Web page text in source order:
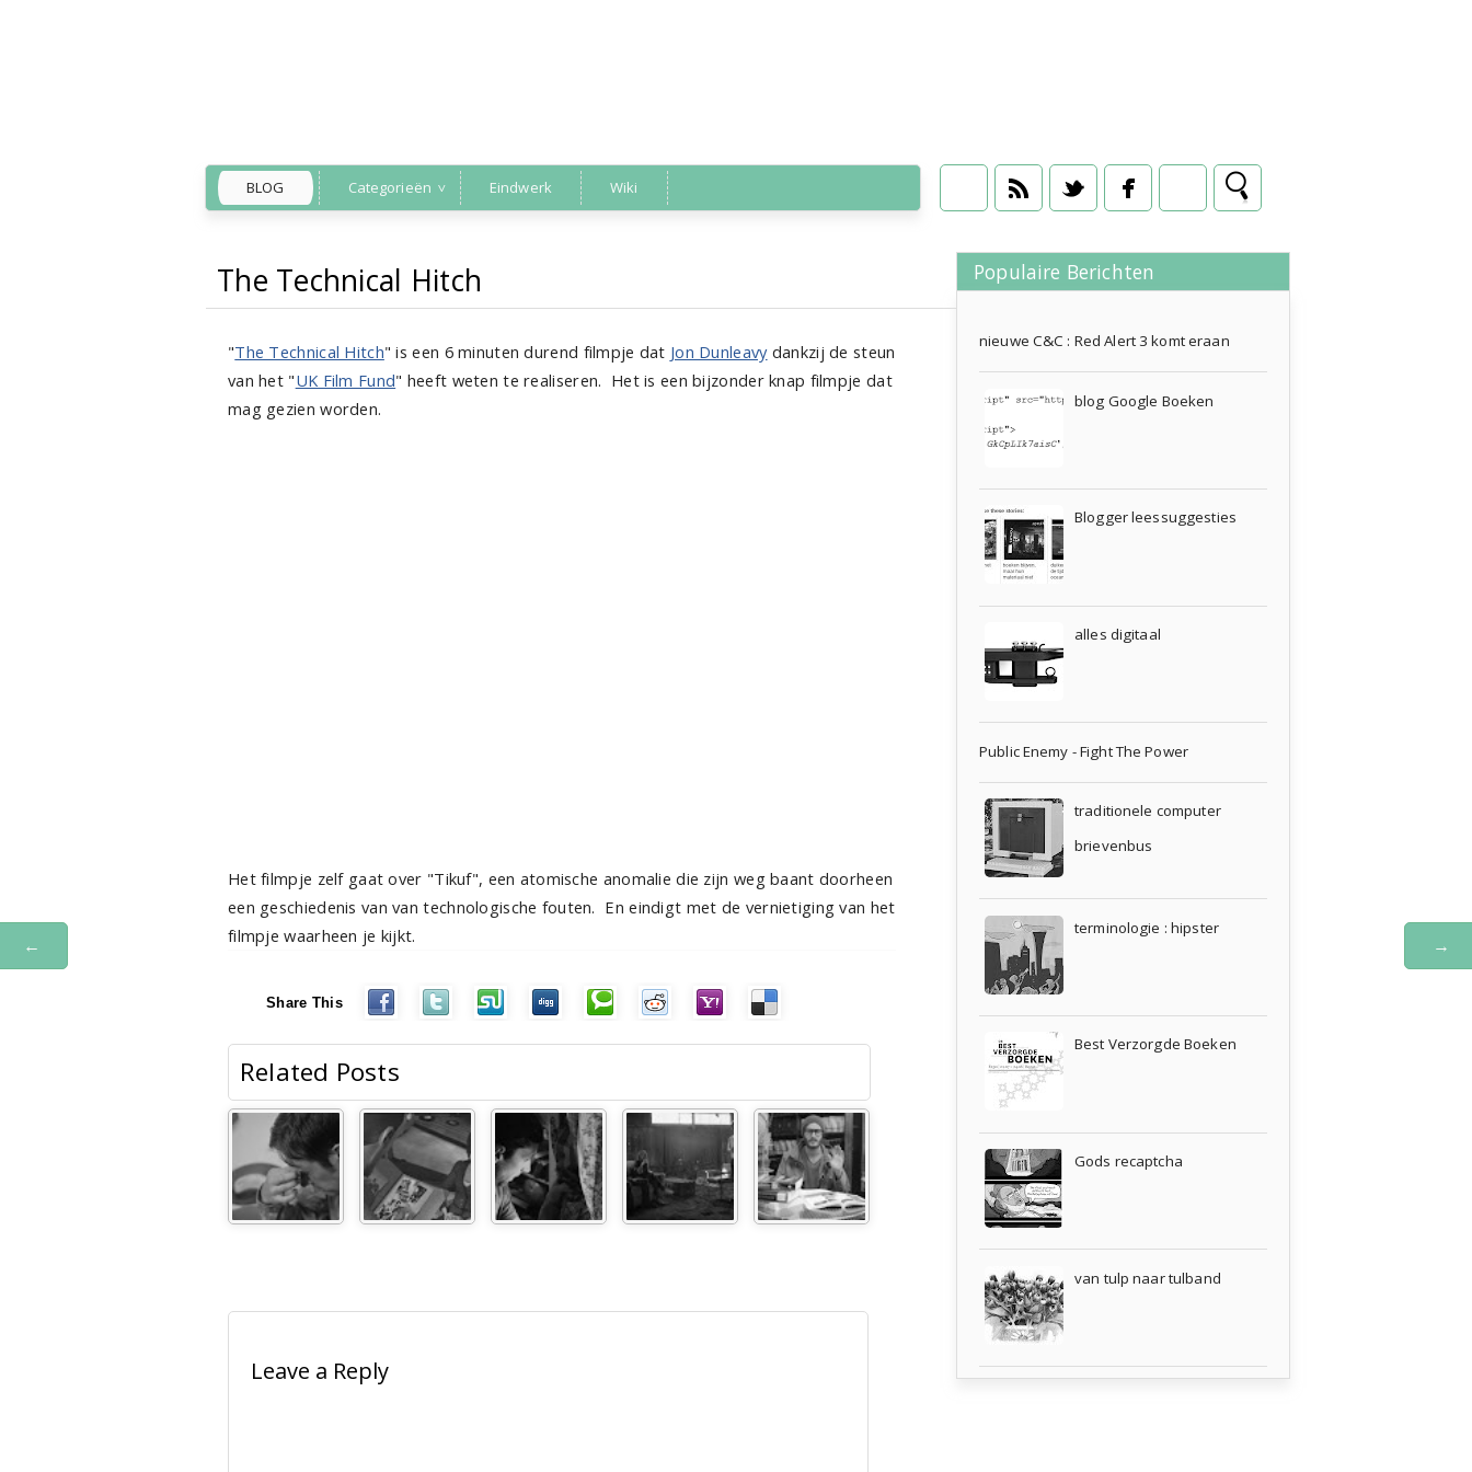
BLOG Categorieën Eindwerk Wiki
Back to Home»
kortfilm»
The Technical Hitch
"The Technical Hitch" is een 6 minuten durend filmpje dat Jon Dunleavydankzij de steun
van het "UK Film Fund" heeft weten te realiseren. Het is een bijzonder knap filmpje dat
mag gezien worden.
Het filmpje zelf gaat over "Tikuf", een atomische anomalie die zijn weg baant doorheen
een geschiedenis van van technologische fouten. En eindigt met de vernietiging van het
filmpje waarheen je kijkt.
Share This
Related Posts
Leave a Reply
← →
Populaire Berichten
nieuwe C&C : Red Alert 3 komt eraan
blog Google Boeken
Blogger leessuggesties
alles digitaal
Public Enemy - Fight The Power
traditionele computer
brievenbus
terminologie : hipster
Best Verzorgde Boeken
Gods recaptcha
van tulp naar tulband